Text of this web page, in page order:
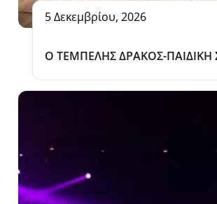
5 Δεκεμβρίου, 2026
O TEMΠΕΛΗΣ ΔΡΑΚΟΣ-